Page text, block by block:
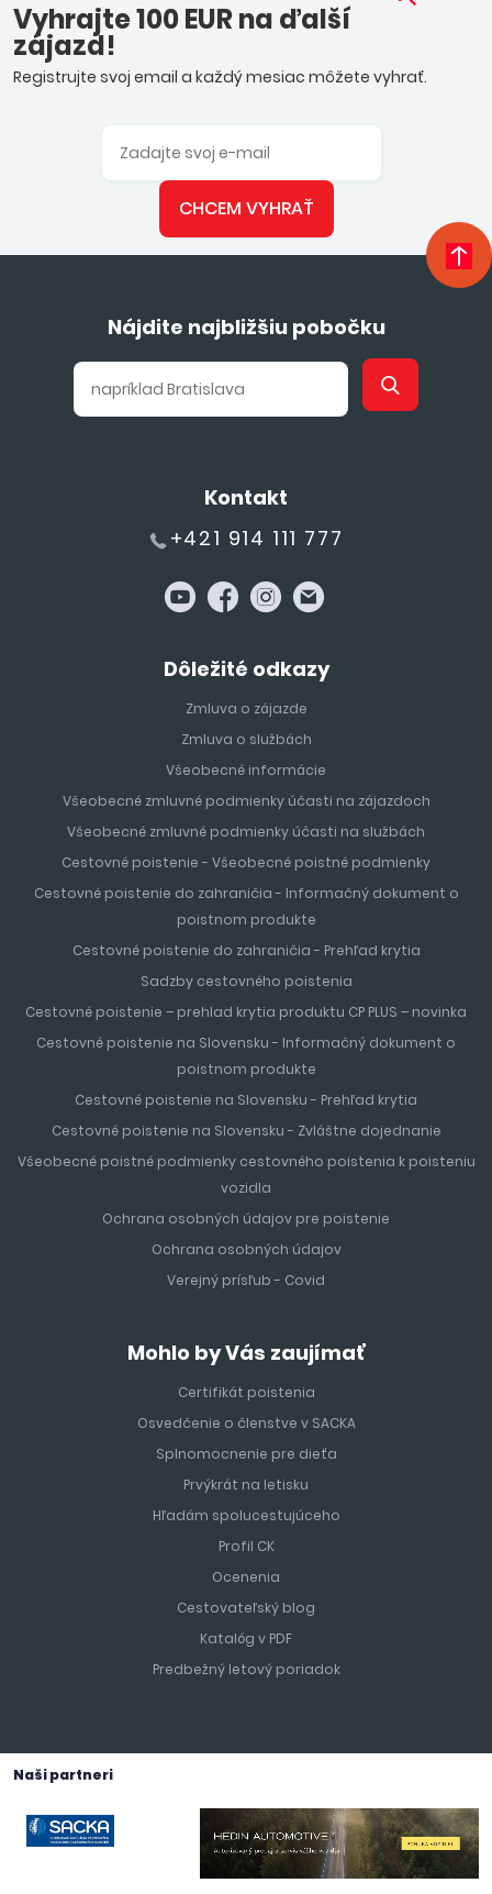
Vyhrajte 100 EUR na ďalší
zájazd!
Registrujte svoj email a každý mesiac môžete vyhrať.
CHCEM VYHRAŤ
Nájdite najbližšiu pobočku
Kontakt
+421 914 111 777
Dôležité odkazy
Zmluva o zájazde
Zmluva o službách
Všeobecné informácie
Všeobecné zmluvné podmienky účasti na zájazdoch
Všeobecné zmluvné podmienky účasti na službách
Cestovné poistenie - Všeobecné poistné podmienky
Cestovné poistenie do zahraničia - Informačný dokument o
poistnom produkte
Cestovné poistenie do zahraničia - Prehľad krytia
Sadzby cestovného poistenia
Cestovné poistenie – prehlad krytia produktu CP PLUS – novinka
Cestovné poistenie na Slovensku - Informačný dokument o
poistnom produkte
Cestovné poistenie na Slovensku - Prehľad krytia
Cestovné poistenie na Slovensku - Zvláštne dojednanie
Všeobecné poistné podmienky cestovného poistenia k poisteniu
vozidla
Ochrana osobných údajov pre poistenie
Ochrana osobných údajov
Verejný prísľub - Covid
Mohlo by Vás zaujímať
Certifikát poistenia
Osvedčenie o členstve v SACKA
Splnomocnenie pre dieťa
Prvýkrát na letisku
Hľadám spolucestujúceho
Profil CK
Ocenenia
Cestovateľský blog
Katalóg v PDF
Predbežný letový poriadok
Naši partneri